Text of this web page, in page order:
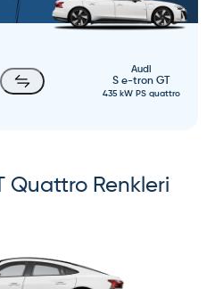
Audi
S e-tron GT
435 kW PS quattro
QuattroRenkleri